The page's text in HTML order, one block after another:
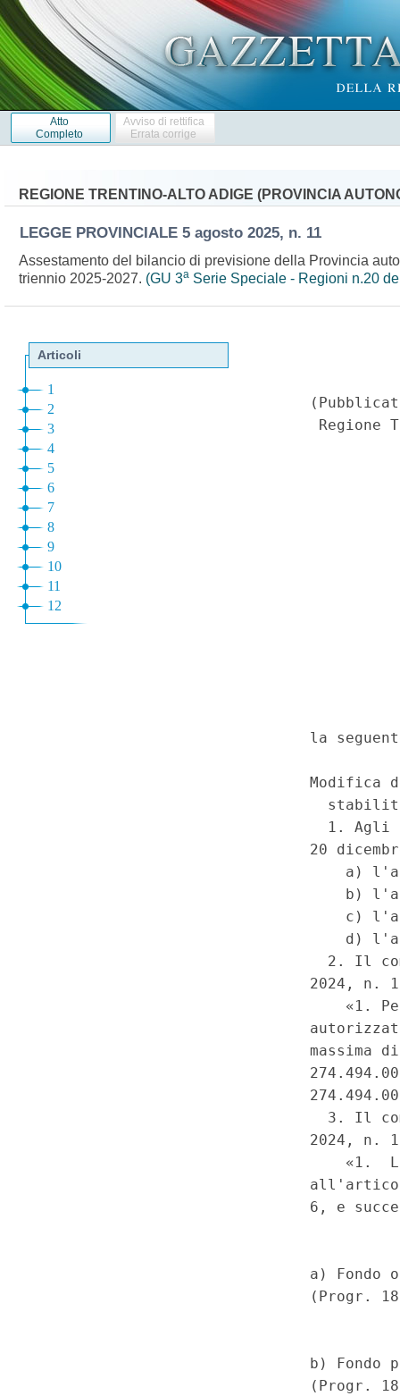
Atto
Completo
Avviso di rettifica
Errata corrige
REGIONE TRENTINO-ALTO ADIGE (PROVINCIA
LEGGE PROVINCIALE 5 agosto 2025, n. 11
Assestamento del bilancio di previsione della Provincia
triennio 2025-2027. (GU 3aSerie Speciale - Regioni n.20